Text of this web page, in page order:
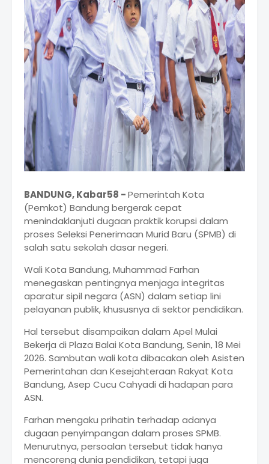
BANDUNG, Kabar58 -Pemerintah Kota
(Pemkot) Bandung bergerak cepat
menindaklanjuti dugaan praktik korupsi dalam
proses Seleksi Penerimaan Murid Baru (SPMB) di
salah satu sekolah dasar negeri.
Wali Kota Bandung, Muhammad Farhan
menegaskan pentingnya menjaga integritas
aparatur sipil negara (ASN) dalam setiap lini
pelayanan publik, khususnya di sektor pendidikan.
Hal tersebut disampaikan dalam Apel Mulai
Bekerja di Plaza Balai Kota Bandung, Senin, 18 Mei
2026. Sambutan wali kota dibacakan oleh Asisten
Pemerintahan dan Kesejahteraan Rakyat Kota
Bandung, Asep Cucu Cahyadi di hadapan para
ASN.
Farhan mengaku prihatin terhadap adanya
dugaan penyimpangan dalam proses SPMB.
Menurutnya, persoalan tersebut tidak hanya
mencoreng dunia pendidikan, tetapi juga